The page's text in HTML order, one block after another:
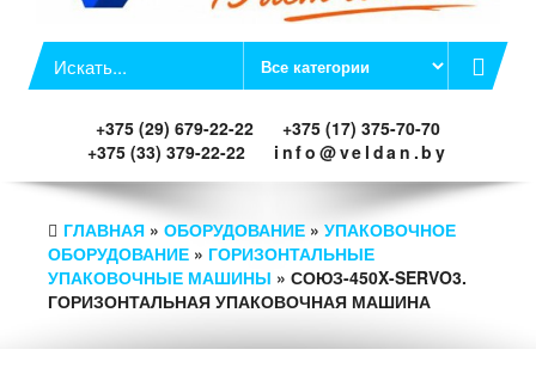
+375 (29) 679-22-22
+375 (17) 375-70-70
+375 (33) 379-22-22
info@veldan.by
ГЛАВНАЯ » ОБОРУДОВАНИЕ » УПАКОВОЧНОЕ
ОБОРУДОВАНИЕ » ГОРИЗОНТАЛЬНЫЕ
УПАКОВОЧНЫЕ МАШИНЫ » СОЮЗ-450X-SERVO3.
ГОРИЗОНТАЛЬНАЯ УПАКОВОЧНАЯ МАШИНА